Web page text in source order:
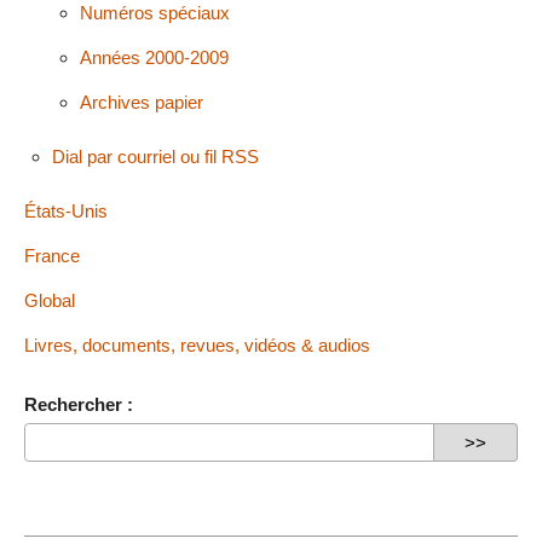
Numéros spéciaux
Années 2000-2009
Archives papier
Dial par courriel ou fil RSS
États-Unis
France
Global
Livres, documents, revues, vidéos & audios
Rechercher :